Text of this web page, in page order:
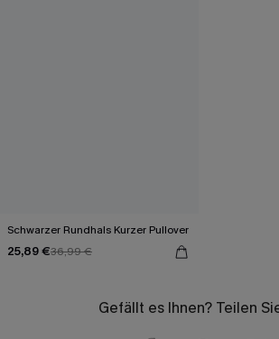
Schwarzer Rundhals Kurzer Pullover
25,89 €36,99 €
Gefällt es Ihnen? Teilen